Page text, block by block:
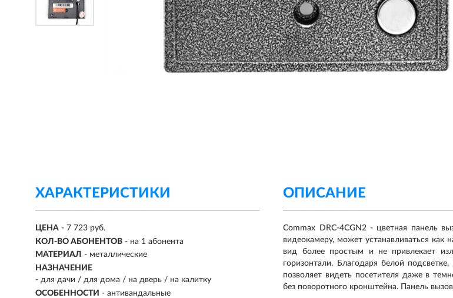
ХАРАКТЕРИСТИКИ
ЦЕНА - 7 723 руб.
КОЛ-ВО АБОНЕНТОВ - на 1 абонента
МАТЕРИАЛ - металлические
НАЗНАЧЕНИЕ
- для дачи / для дома / на дверь / на калитку
ОСОБЕННОСТИ - антивандальные
ОПИСАНИЕ
Commax DRC-4CGN2 - цветная панель
видеокамеру, может устанавливаться как
вид более простым и не привлекает
горизонтали. Благодаря белой
позволяет видеть посетителя даже в
без поворотного кронштейна. Панель